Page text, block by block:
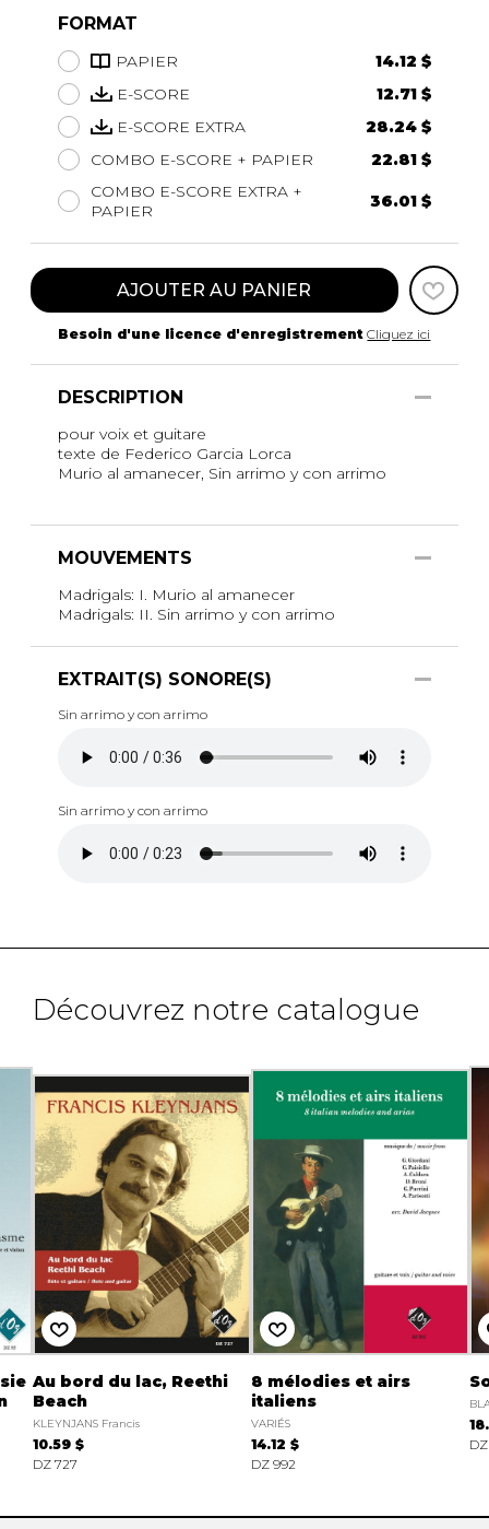
FORMAT
PAPIER
14.12 $
E-SCORE
12.71 $
E-SCORE EXTRA
28.24 $
COMBO E-SCORE + PAPIER
22.81 $
COMBO E-SCORE EXTRA +
PAPIER
36.01 $
AJOUTER AU PANIER
Besoin d'une licence d'enregistrement Cliquez ici
DESCRIPTION
pour voix et guitare
texte de Federico Garcia Lorca
Murio al amanecer, Sin arrimo y con arrimo
MOUVEMENTS
Madrigals: I. Murio al amanecer
Madrigals: II. Sin arrimo y con arrimo
EXTRAIT(S) SONORE(S)
Sin arrimo y con arrimo
Sin arrimo y con arrimo
Découvrez notre catalogue
Au bord du lac, Reethi
Beach
KLEYNJANS Francis
10.59 $
DZ 727
8 mélodies et airs
italiens
VARIÉS
14.12 $
DZ 992